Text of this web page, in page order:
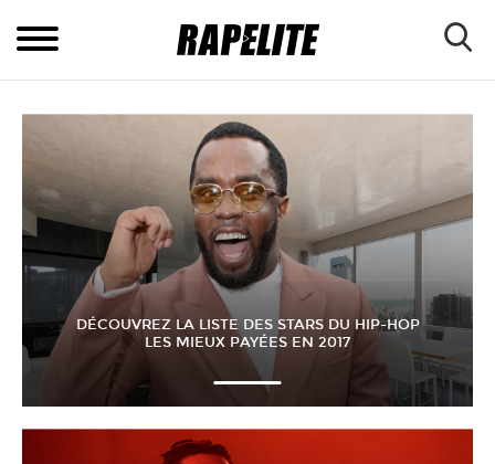
DÉCOUVREZ LA LISTE DES STARS DU HIP-HOP
LES MIEUX PAYÉES EN 2017